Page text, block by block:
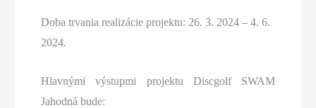
Doba trvania realizácie projektu: 26. 3. 2024 – 4. 6.
2024.
Hlavnými výstupmi projektu Discgolf SWAM
Jahodná bude: